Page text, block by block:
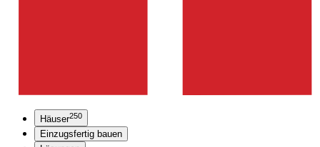
Häuser250
Einzugsfertig bauen